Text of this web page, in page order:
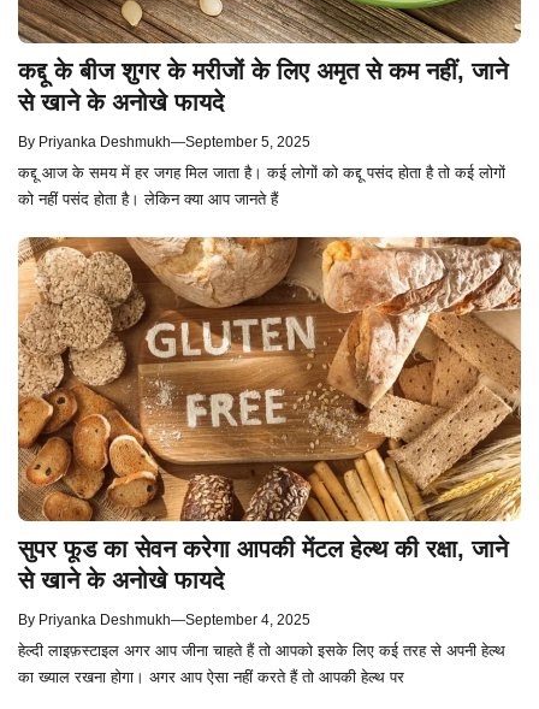
कद्दू के बीज शुगर के मरीजों के लिए अमृत से कम नहीं, जाने
से खाने के अनोखे फायदे
By Priyanka Deshmukh—September 5, 2025
कद्दू आज के समय में हर जगह मिल जाता है। कई लोगों को कद्दू पसंद होता है तो कई लोगों
को नहीं पसंद होता है। लेकिन क्या आप जानते हैं
सुपर फूड का सेवन करेगा आपकी मेंटल हेल्थ की रक्षा, जाने
से खाने के अनोखे फायदे
By Priyanka Deshmukh—September 4, 2025
हेल्दी लाइफ़स्टाइल अगर आप जीना चाहते हैं तो आपको इसके लिए कई तरह से अपनी हेल्थ
का ख्याल रखना होगा। अगर आप ऐसा नहीं करते हैं तो आपकी हेल्थ पर